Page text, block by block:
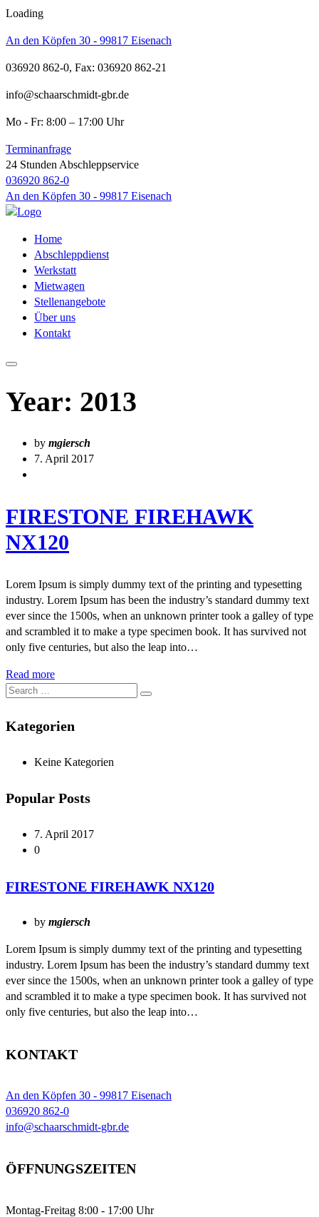
Loading
An den Köpfen 30 - 99817 Eisenach
036920 862-0, Fax: 036920 862-21
info@schaarschmidt-gbr.de
Mo - Fr: 8:00 – 17:00 Uhr
Terminanfrage
24 Stunden Abschleppservice
036920 862-0
An den Köpfen 30 - 99817 Eisenach
Home
Abschleppdienst
Werkstatt
Mietwagen
Stellenangebote
Über uns
Kontakt
Year: 2013
by mgiersch
7. April 2017
FIRESTONE FIREHAWK
NX120
Lorem Ipsum is simply dummy text of the printing and typesetting
industry. Lorem Ipsum has been the industry’s standard dummy text
ever since the 1500s, when an unknown printer took a galley of type
and scrambled it to make a type specimen book. It has survived not
only five centuries, but also the leap into…
Read more
Kategorien
Keine Kategorien
Popular Posts
7. April 2017
0
FIRESTONE FIREHAWK NX120
by mgiersch
Lorem Ipsum is simply dummy text of the printing and typesetting
industry. Lorem Ipsum has been the industry’s standard dummy text
ever since the 1500s, when an unknown printer took a galley of type
and scrambled it to make a type specimen book. It has survived not
only five centuries, but also the leap into…
KONTAKT
An den Köpfen 30 - 99817 Eisenach
036920 862-0
info@schaarschmidt-gbr.de
ÖFFNUNGSZEITEN
Montag-Freitag 8:00 - 17:00 Uhr